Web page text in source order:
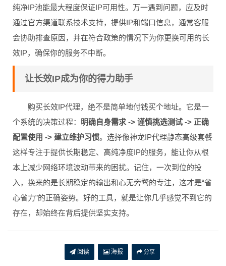
纯净IP池能最大程度保证IP可用性。万一遇到问题，应及时
通过官方渠道联系技术支持，提供IP和端口信息，通常客服
会协助排查原因，并在符合政策的情况下为你更换可用的长
效IP，确保你的服务不中断。
让长效IP成为你的得力助手
购买长效IP代理，绝不是简单地付钱买个地址。它是一
个系统的决策过程：
明确自身需求 -> 谨慎挑选测试 -> 正确
配置使用 -> 建立维护习惯。选择像神龙IP代理静态高级套餐
这样专注于提供长期稳定、高纯净度IP的服务，能让你从根
本上减少网络环境波动带来的困扰。记住，一次到位的投
入，换来的是长期稳定的输出和心无旁骛的专注，这才是“省
心省力”的正确姿势。好的工具，就是让你几乎感觉不到它的
存在，却始终在背后提供坚实支持。
阅读 海报 分享